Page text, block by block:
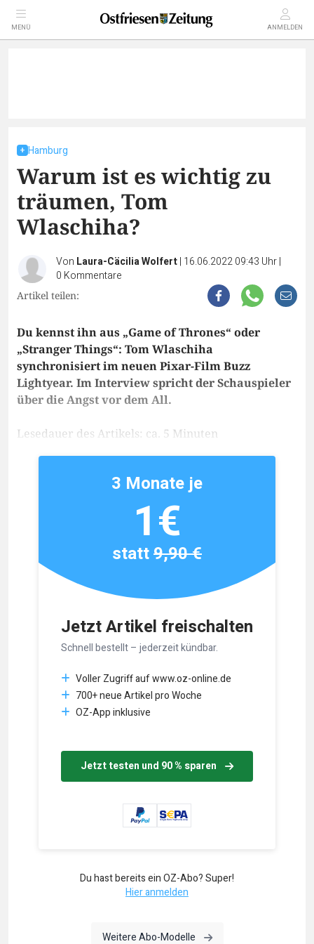
MENÜ ANMELDEN
Hamburg
Warum ist es wichtig zu
träumen, Tom
Wlaschiha?
Von Laura-Cäcilia Wolfert| 16.06.2022 09:43 Uhr|
0 Kommentare
Artikel teilen:
Du kennst ihn aus „Game of Thrones“ oder
„Stranger Things“: Tom Wlaschiha
synchronisiert im neuen Pixar-Film Buzz
Lightyear. Im Interview spricht der Schauspieler
über die Angst vor dem All.
Lesedauer des Artikels: ca. 5 Minuten
Jetzt Artikel freischalten
Schnell bestellt – jederzeit kündbar.
Voller Zugriff auf www.oz-online.de
700+ neue Artikel pro Woche
OZ-App inklusive
Jetzt testen und 90 % sparen
3 Monate je
1€
statt9,90 €
Du hast bereits ein OZ-Abo? Super!
Hier anmelden
Weitere Abo-Modelle